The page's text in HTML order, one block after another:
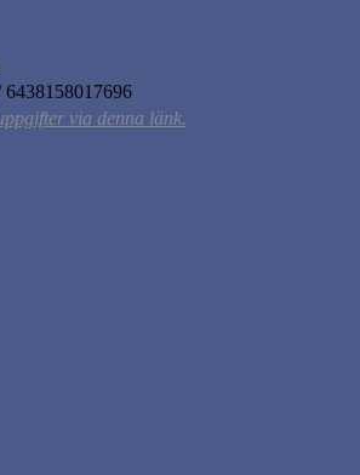
6438158017696
via denna länk.